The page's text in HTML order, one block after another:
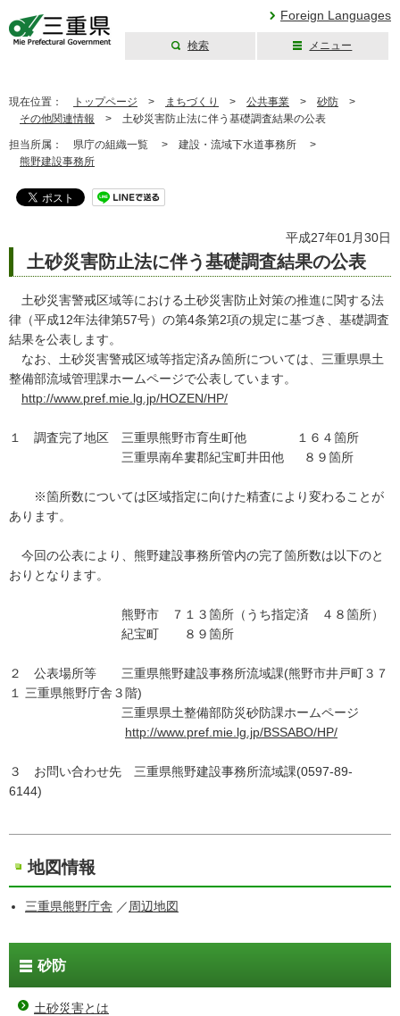
Foreign Languages
検索 メニュー
現在位置： トップページ > まちづくり > 公共事業 > 砂防 >
その他関連情報 > 土砂災害防止法に伴う基礎調査結果の公表
担当所属： 県庁の組織一覧 > 建設・流域下水道事務所 >
熊野建設事務所
平成27年01月30日
土砂災害防止法に伴う基礎調査結果の公表
土砂災害警戒区域等における土砂災害防止対策の推進に関する法
律（平成12年法律第57号）の第4条第2項の規定に基づき、基礎調査
結果を公表します。
なお、土砂災害警戒区域等指定済み箇所については、三重県県土
整備部流域管理課ホームページで公表しています。
http://www.pref.mie.lg.jp/HOZEN/HP/
１ 調査完了地区 三重県熊野市育生町他 １６４箇所
三重県南牟婁郡紀宝町井田他 ８９箇所
※箇所数については区域指定に向けた精査により変わることが
あります。
今回の公表により、熊野建設事務所管内の完了箇所数は以下のと
おりとなります。
熊野市 ７１３箇所（うち指定済 ４８箇所）
紀宝町 ８９箇所
２ 公表場所等 三重県熊野建設事務所流域課(熊野市井戸町３７
１ 三重県熊野庁舎３階)
三重県県土整備部防災砂防課ホームページ
http://www.pref.mie.lg.jp/BSSABO/HP/
３ お問い合わせ先 三重県熊野建設事務所流域課(0597-89-
6144)
地図情報
三重県熊野庁舎 ／ 周辺地図
砂防
土砂災害とは